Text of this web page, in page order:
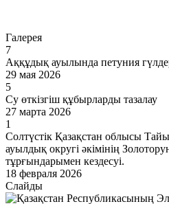
Галерея
7
Аққұдық ауылында петуния
29 мая 2026
5
Су өткізгіш құбырларды тазалау
27 марта 2026
1
Солтүстік Қазақстан облысы
ауылдық округі әкімінің
тұрғындарымен кездесуі.
18 февраля 2026
Слайды